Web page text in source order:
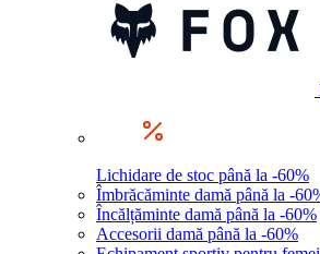
Lichidare de stoc până la -60%
Îmbrăcăminte damă până la -
Încălțăminte damă până la -60%
Accesorii damă până la -60%